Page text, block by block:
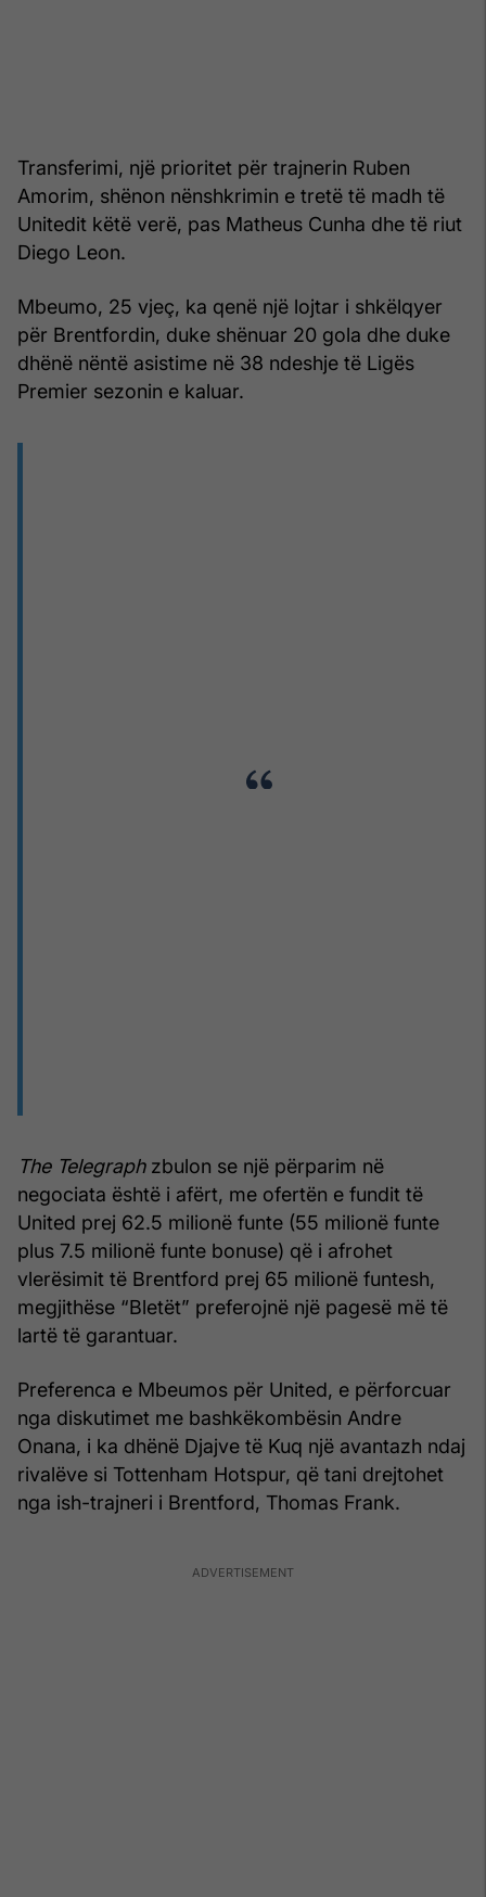
Transferimi, një prioritet për trajnerin Ruben
Amorim, shënon nënshkrimin e tretë të madh të
Unitedit këtë verë, pas Matheus Cunha dhe të riut
Diego Leon.
Mbeumo, 25 vjeç, ka qenë një lojtar i shkëlqyer
për Brentfordin, duke shënuar 20 gola dhe duke
dhënë nëntë asistime në 38 ndeshje të Ligës
Premier sezonin e kaluar.
The Telegraphzbulon se një përparim në
negociata është i afërt, me ofertën e fundit të
United prej 62.5 milionë funte (55 milionë funte
plus 7.5 milionë funte bonuse) që i afrohet
vlerësimit të Brentford prej 65 milionë funtesh,
megjithëse “Bletët” preferojnë një pagesë më të
lartë të garantuar.
Preferenca e Mbeumos për United, e përforcuar
nga diskutimet me bashkëkombësin Andre
Onana, i ka dhënë Djajve të Kuq një avantazh ndaj
rivalëve si Tottenham Hotspur, që tani drejtohet
nga ish-trajneri i Brentford, Thomas Frank.